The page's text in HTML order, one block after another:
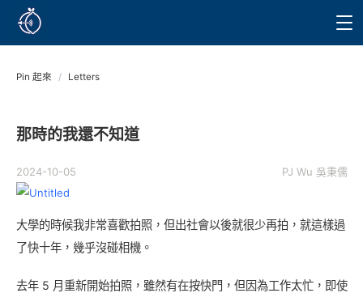
Pin 起來 / Letters
那時的我還不知道
2024-10-05 PJ Wu 吳秉儒
大學的時候我非常喜歡拍照，但出社會以後就很少再拍，就這樣過
了快十年，幾乎沒碰相機。
去年 5 月重新開始拍照，雖然有在按快門，但因為工作太忙，即使